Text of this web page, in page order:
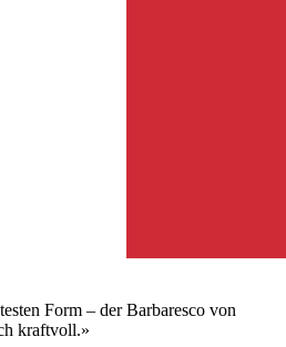
Form – der Barbaresco von
kraftvoll.»